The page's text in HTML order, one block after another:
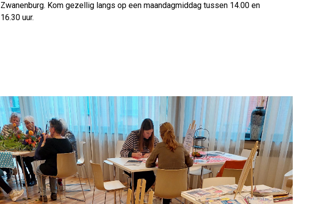
Zwanenburg. Kom gezellig langs op een maandagmiddag tussen 14.00 en
16.30 uur.